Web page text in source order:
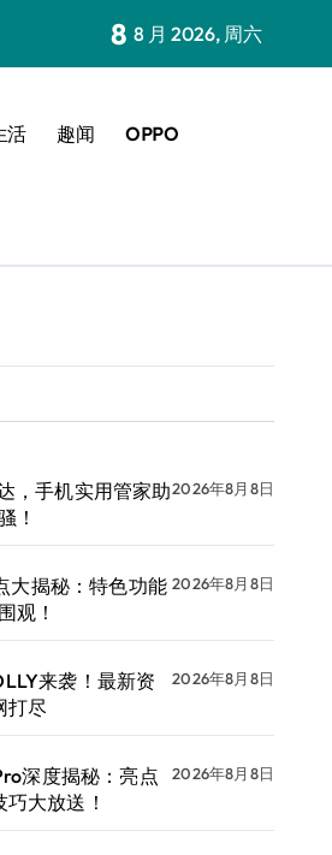
8 8 月 2026, 周六
活 趣闻 OPPO
，手机实用管家助
！
2026年8月8日
大揭秘：特色功能
观！
2026年8月8日
来袭！最新资
打尽
2026年8月8日
深度揭秘：亮点
大放送！
2026年8月8日